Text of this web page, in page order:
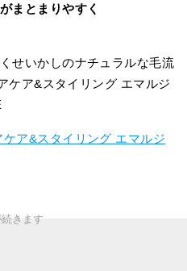
まとまりやすく
せいかしのナチュラルな毛流
ケア&スタイリング エマルジ
ア&スタイリング エマルジ